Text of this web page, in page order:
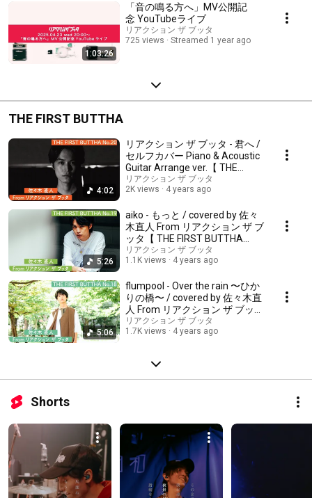
1:03:26
「音の鳴る方へ」MV公開記
念 YouTubeライブ
リアクション ザ ブッタ
725 views
Streamed 1 year ago
THE FIRST BUTTHA
4:02
リアクション ザ ブッタ - 君へ /
セルフカバー Piano & Acoustic
Guitar Arrange ver.【 THE
FIRST BUTTHA No.20 】
リアクション ザ ブッタ
2K views
4 years ago
5:26
aiko - もっと / covered by 佐々
木直人 From リアクション ザ ブ
ッタ【 THE FIRST BUTTHA
No.19 】
リアクション ザ ブッタ
1.1K views
4 years ago
5:06
flumpool - Over the rain 〜ひか
りの橋〜 / covered by 佐々木直
人 From リアクション ザ ブッタ
【 THE FIRST BUTTHA No.18 】
リアクション ザ ブッタ
1.7K views
4 years ago
Shorts